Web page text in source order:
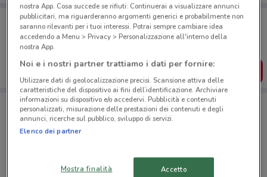
Porta DoveConviene sempre con te!
Puoi trovare le migliori offerte dei negozi vicino a te,
salvarle e creare la tua lista del risparmio, comodamente
SCARICA L’APP
Negozi Caffitaly a Roma
nostra App. Cosa succede se rifiuti: Continuerai a visualizzare annunci
pubblicitari, ma riguarderanno argomenti generici e probabilmente non
saranno rilevanti per i tuoi interessi. Potrai sempre cambiare idea
accedendo a Menu > Privacy > Personalizzazione all'interno della
nostra App.
Noi e i nostri partner trattiamo i dati per fornire:
Utilizzare dati di geolocalizzazione precisi. Scansione attiva delle
caratteristiche del dispositivo ai fini dell’identificazione. Archiviare
informazioni su dispositivo e/o accedervi. Pubblicità e contenuti
personalizzati, misurazione delle prestazioni dei contenuti e degli
annunci, ricerche sul pubblico, sviluppo di servizi.
Elenco dei partner
Mostra finalità Accetto